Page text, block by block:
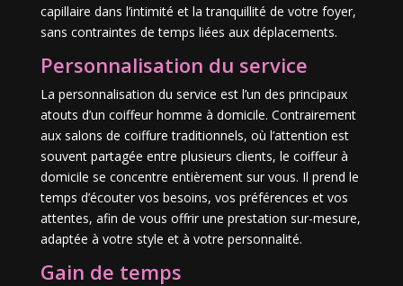
capillaire dans l’intimité et la tranquillité de votre foyer,
sans contraintes de temps liées aux déplacements.
Personnalisation du service
La personnalisation du service est l’un des principaux
atouts d’un coiffeur homme à domicile. Contrairement
aux salons de coiffure traditionnels, où l’attention est
souvent partagée entre plusieurs clients, le coiffeur à
domicile se concentre entièrement sur vous. Il prend le
temps d’écouter vos besoins, vos préférences et vos
attentes, afin de vous offrir une prestation sur-mesure,
adaptée à votre style et à votre personnalité.
Gain de temps